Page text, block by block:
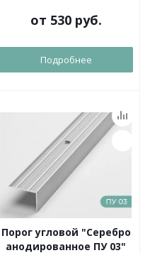
от 530 руб.
Подробнее
Порог угловой "Серебро
анодированное ПУ 03"